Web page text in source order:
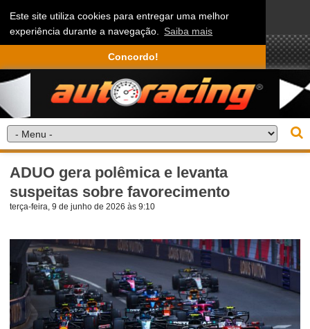
Este site utiliza cookies para entregar uma melhor
experiência durante a navegação. Saiba mais
Concordo!
ADUO gera polêmica e levanta
suspeitas sobre favorecimento
terça-feira, 9 de junho de 2026 às 9:10